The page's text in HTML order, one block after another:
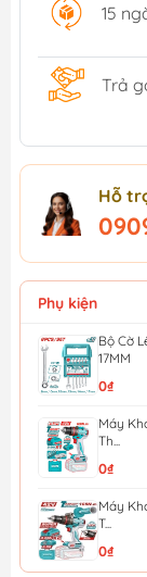
15
Trả
Hỗ
Phụ kiện
Bộ Cờ
17MM
0₫
Máy
Th...
0₫
Máy
T...
0₫